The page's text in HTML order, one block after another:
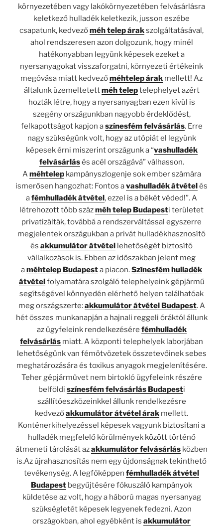
környezetében vagy lakókörnyezetében felvásárlásra
keletkező hulladék keletkezik, jusson eszébe
csapatunk, kedvezőméh telep árakszolgáltatásával,
ahol rendszeresen azon dolgozunk, hogy minél
hatékonyabban legyünk képesek ezeket a
nyersanyagokat visszaforgatni, környezeti értékeink
megóvása miatt kedvezőméhtelep árak mellett! Az
általunk üzemeltetettméh teleptelephelyet azért
hozták létre, hogy a nyersanyagban ezen kívül is
szegény országunkban nagyobb érdeklődést,
felkapottságot kapjon aszínesfém felvásárlás. Erre
nagy szükségünk volt, hogy az utópiát el legyünk
képesek érni miszerint országunk a “vashulladék
felvásárlásés acél országává” válhasson.
Améhtelepkampányszlogenje sok ember számára
ismerősen hangozhat: Fontos avashulladék átvételés
afémhulladék átvétel, ezzel is a békét véded!”. A
létrehozott több százméh telep Budapesti területet
privatizálták, továbbá a rendszerváltással egyszerre
megjelentek országukban a privát hulladékhasznosító
és akkumulátor átvétel lehetőségét biztosító
vállalkozások is. Ebben az időszakban jelent meg
améhtelep Budapesta piacon.Színesfém hulladék
átvételfolyamatára szolgáló telephelyeink gépjármű
segítségével könnyedén elérhető helyen találhatóak
meg országszerte:akkumulátor átvétel Budapest. A
hét összes munkanapján a hajnali reggeli óráktól állunk
az ügyfeleink rendelkezésére fémhulladék
felvásárlás miatt. A központi telephelyek laborjában
lehetőségünk van fémötvözetek összetevőinek sebes
meghatározására és toxikus anyagok megjelenítésére.
Teher gépjárművet nem birtokló ügyfeleink részére
belföldi színesfém felvásárlás Budapesti
szállítóeszközeinkkel állunk rendelkezésre
kedvezőakkumulátor átvétel árak mellett.
Konténerkihelyezéssel képesek vagyunk biztosítani a
hulladék megfelelő körülmények között történő
átmeneti tárolását azakkumulátor felvásárlás közben
is.Az újrahasznosítás nem egy újdonságnak tekinthető
tevékenység. A legfőképpen fémhulladék átvétel
Budapest begyűjtésére fókuszáló kampányok
küldetése az volt, hogy a háború magas nyersanyag
szükségletét képesek legyenek fedezni. Azon
országokban, ahol egyébként is akkumulátor